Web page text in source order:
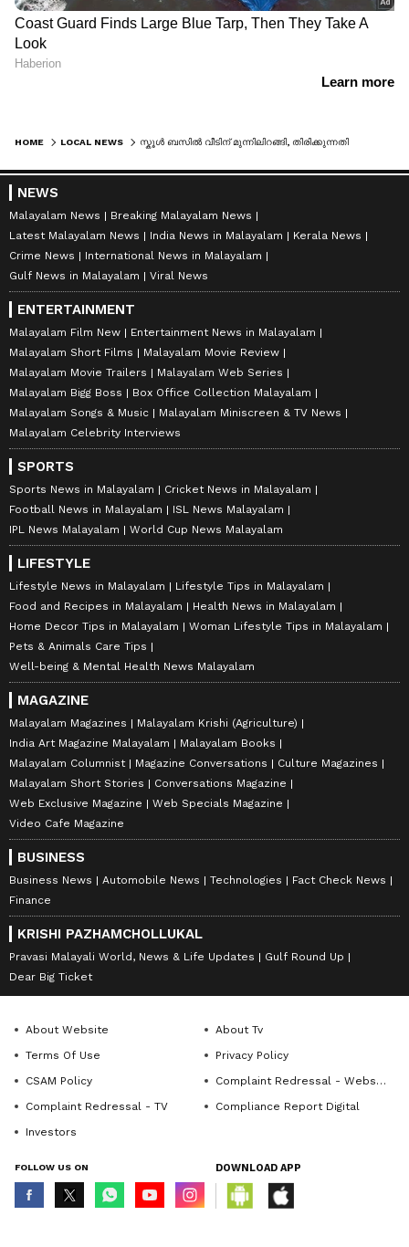
HOME LOCAL NEWS
NEWS
Malayalam News
Breaking Malayalam News
Latest Malayalam News
India News in Malayalam
Kerala News
Crime News
International News in Malayalam
Gulf News in Malayalam
Viral News
ENTERTAINMENT
Malayalam Film New
Entertainment News in Malayalam
Malayalam Short Films
Malayalam Movie Review
Malayalam Movie Trailers
Malayalam Web Series
Malayalam Bigg Boss
Box Office Collection Malayalam
Malayalam Songs & Music
Malayalam Miniscreen & TV News
Malayalam Celebrity Interviews
SPORTS
Sports News in Malayalam
Cricket News in Malayalam
Football News in Malayalam
ISL News Malayalam
IPL News Malayalam
World Cup News Malayalam
LIFESTYLE
Lifestyle News in Malayalam
Lifestyle Tips in Malayalam
Food and Recipes in Malayalam
Health News in Malayalam
Home Decor Tips in Malayalam
Woman Lifestyle Tips in Malayalam
Pets & Animals Care Tips
Well-being & Mental Health News Malayalam
MAGAZINE
Malayalam Magazines
Malayalam Krishi (Agriculture)
India Art Magazine Malayalam
Malayalam Books
Malayalam Columnist
Magazine Conversations
Culture Magazines
Malayalam Short Stories
Conversations Magazine
Web Exclusive Magazine
Web Specials Magazine
Video Cafe Magazine
BUSINESS
Business News Automobile News Technologies
Fact Check News
Finance
KRISHI PAZHAMCHOLLUKAL
Pravasi Malayali World, News & Life Updates
Gulf Round Up
Dear Big Ticket
About Website
About Tv
Terms Of Use
Privacy Policy
CSAM Policy
Complaint Redressal - Website
Complaint Redressal - TV
Compliance Report Digital
Investors
FOLLOW US ON DOWNLOAD APP